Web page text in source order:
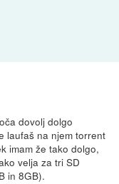
dovolj dolgo
laufaš na njem torrent
imam že tako dolgo,
velja za tri SD
in 8GB).